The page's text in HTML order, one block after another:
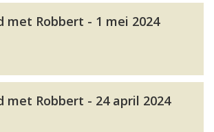
met Robbert - 1 mei 2024
met Robbert - 24 april 2024